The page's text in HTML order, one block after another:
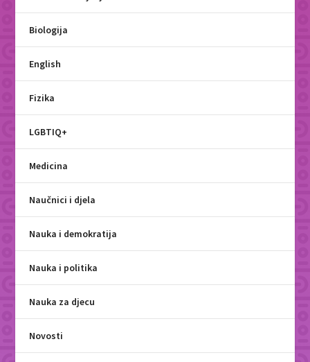
Biologija
English
Fizika
LGBTIQ+
Medicina
Naučnici i djela
Nauka i demokratija
Nauka i politika
Nauka za djecu
Novosti